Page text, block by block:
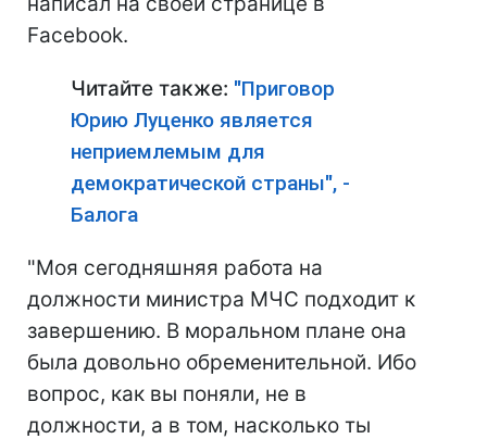
Facebook.
Читайте также: "Приговор
Юрию Луценко является
неприемлемым для
демократической страны", -
Балога
"Моя сегодняшняя работа на
должности министра МЧС подходит к
завершению. В моральном плане она
была довольно обременительной. Ибо
вопрос, как вы поняли, не в
должности, а в том, насколько ты